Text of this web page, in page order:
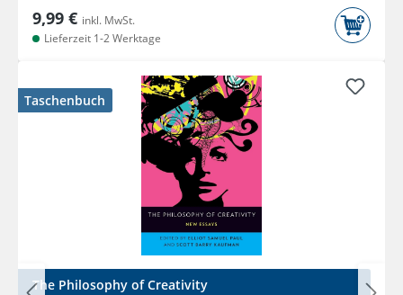
9,99 € inkl. MwSt.
Lieferzeit 1-2 Werktage
Taschenbuch
The Philosophy of Creativity